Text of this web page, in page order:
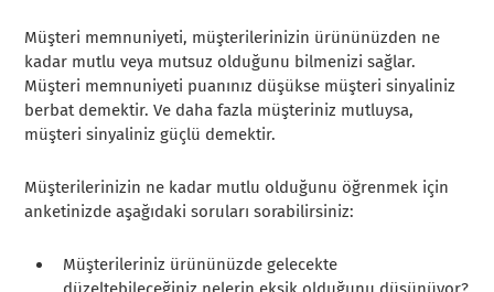
Müşteri memnuniyeti, müşterilerinizin ürününüzden ne
kadar mutlu veya mutsuz olduğunu bilmenizi sağlar.
Müşteri memnuniyeti puanınız düşükse müşteri sinyaliniz
berbat demektir. Ve daha fazla müşteriniz mutluysa,
müşteri sinyaliniz güçlü demektir.
Müşterilerinizin ne kadar mutlu olduğunu öğrenmek için
anketinizde aşağıdaki soruları sorabilirsiniz:
Müşterileriniz ürününüzde gelecekte